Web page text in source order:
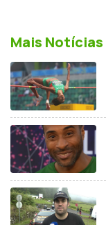
Mais Notícias